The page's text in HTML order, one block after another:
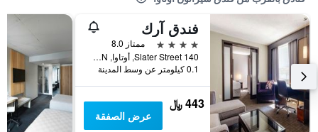
فندق آرك
4 نجوم
ممتاز 8.0
140 Slater Street, أوتاوا, ON, كندا
0.1 كيلومتر عن وسط المدينة
443 ﷼
عرض الصفقة